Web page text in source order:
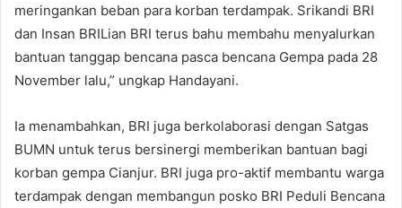
meringankan beban para korban terdampak. Srikandi BRI
dan Insan BRILian BRI terus bahu membahu menyalurkan
bantuan tanggap bencana pasca bencana Gempa pada 28
November lalu,” ungkap Handayani.
Ia menambahkan, BRI juga berkolaborasi dengan Satgas
BUMN untuk terus bersinergi memberikan bantuan bagi
korban gempa Cianjur. BRI juga pro-aktif membantu warga
terdampak dengan membangun posko BRI Peduli Bencana